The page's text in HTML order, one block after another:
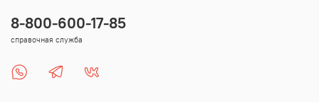
8-800-600-17-85
справочная служба